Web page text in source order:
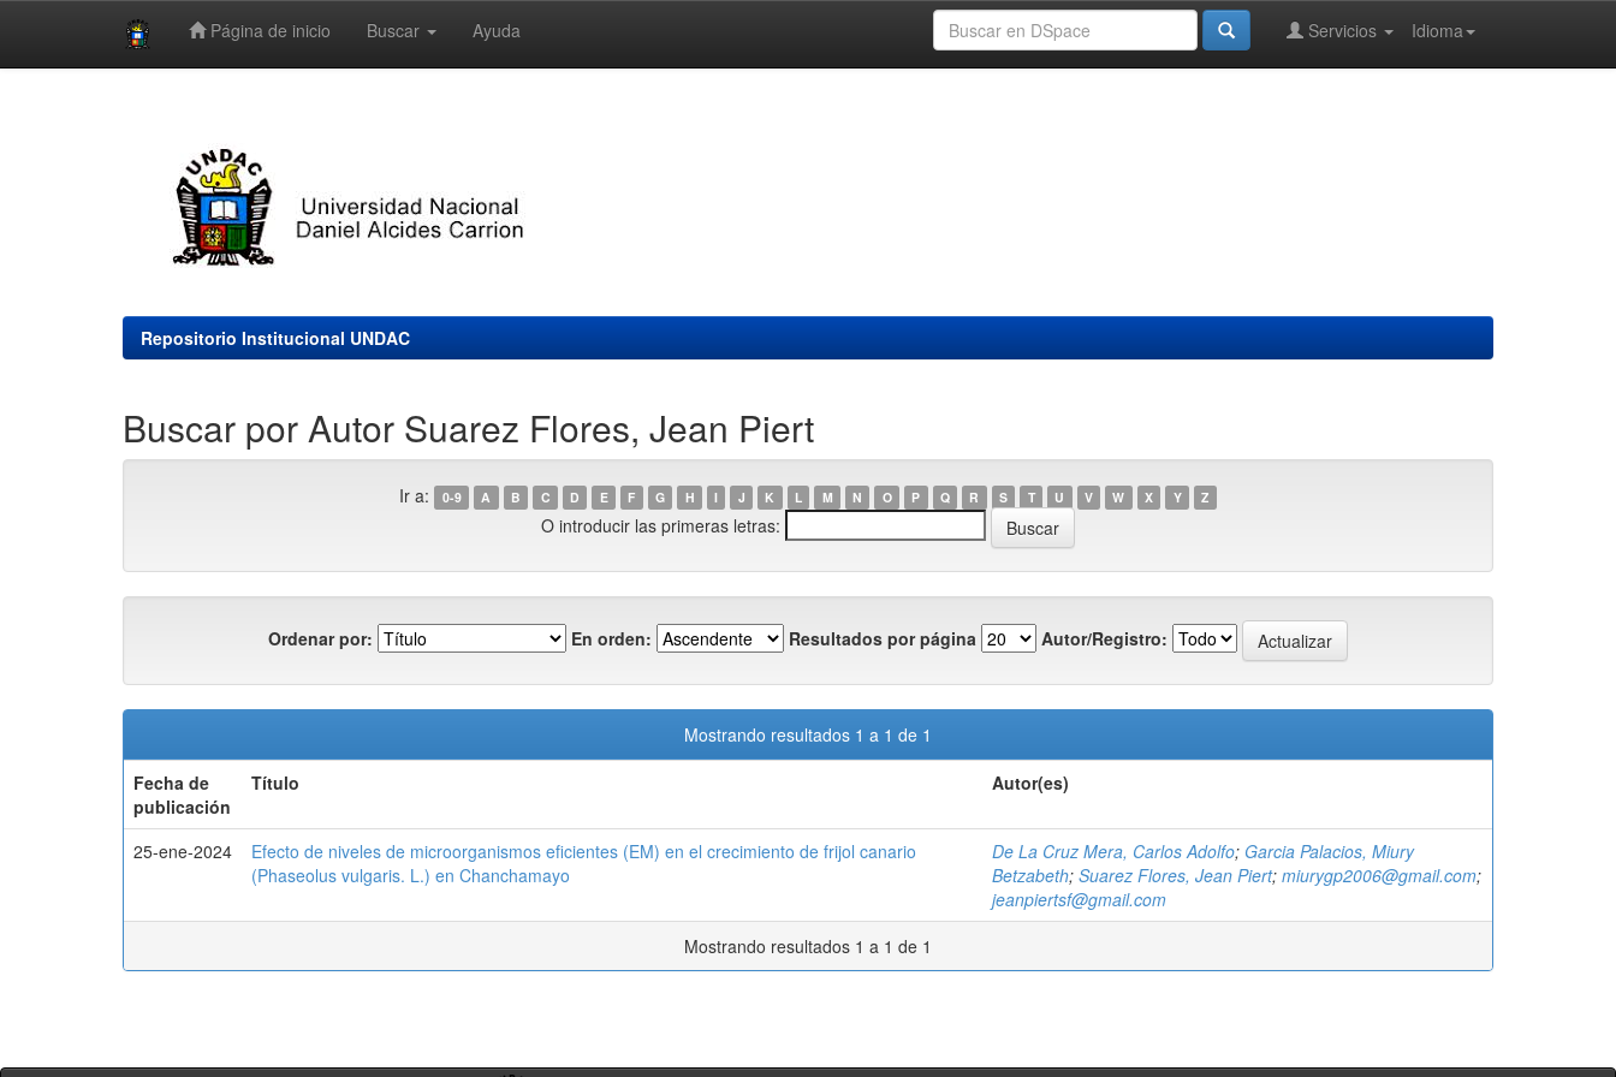
Página de inicio Buscar Ayuda Idioma
Servicios
Repositorio Institucional UNDAC
Buscar por Autor Suarez Flores, Jean Piert
Ir a: 0-9 A B C D E F G H I J K L M N O P Q R S T U V W X Y Z
O introducir las primeras letras:
Ordenar por: En orden: Resultados por página Autor/Registro:
Mostrando resultados 1 a 1 de 1
Fecha de
publicación
Título Autor(es)
25-ene-2024
Efecto de niveles de microorganismos eficientes (EM) en el crecimiento de frijol canario
(Phaseolus vulgaris. L.) en Chanchamayo
De La Cruz Mera, Carlos Adolfo; Garcia Palacios, Miury
Betzabeth; Suarez Flores, Jean Piert; miurygp2006@gmail.com;
jeanpiertsf@gmail.com
Mostrando resultados 1 a 1 de 1